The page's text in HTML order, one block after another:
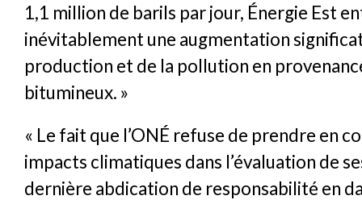
1,1 million de barils par jour, Énergie Est
inévitablement une augmentation
production et de la pollution en
bitumineux. »
« Le fait que l’ONÉ refuse de prendre en
impacts climatiques dans l’évaluation de
dernière abdication de responsabilité en